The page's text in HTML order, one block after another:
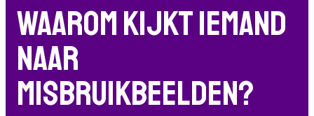
Waarom kijkt iemand
naar
misbruikbeelden?